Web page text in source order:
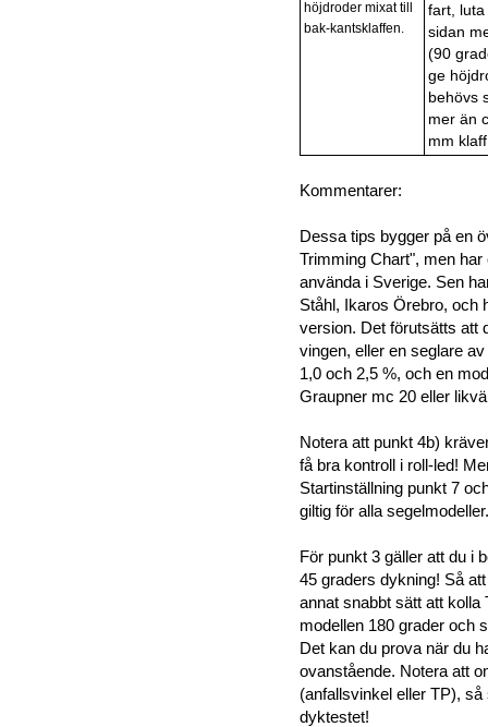
höjdroder mixat till
bak-kantsklaffen.
fart,
sidan
(90
ge
behövs
mer än
mm
Kommentarer:
Dessa tips bygger på en
Trimming Chart", men
använda i Sverige. Sen
Ståhl, Ikaros Örebro, och
version. Det förutsätts att
vingen, eller en seglare
1,0 och 2,5 %, och en
Graupner mc 20 eller
Notera att punkt 4b)
få bra kontroll i roll-led!
Startinställning punkt 7
giltig för alla segelmodeller.
För punkt 3 gäller att du i
45 graders dykning! Så
annat snabbt sätt att kolla
modellen 180 grader och
Det kan du prova när du
ovanstående. Notera att
(anfallsvinkel eller TP),
dyktestet!